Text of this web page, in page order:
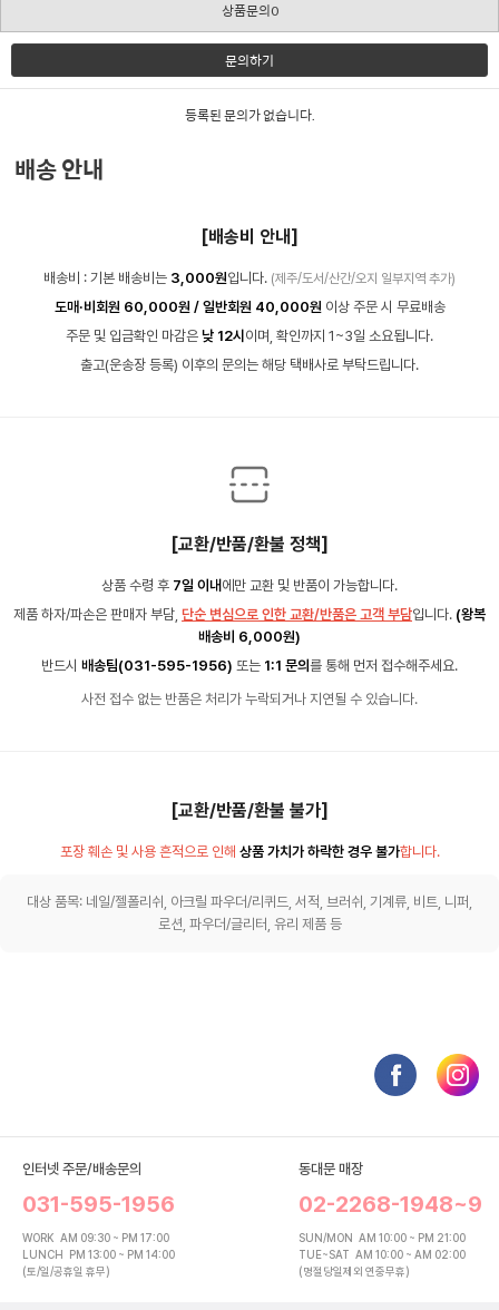
상품문의0
문의하기
등록된 문의가 없습니다.
배송 안내
[배송비 안내]
배송비 : 기본 배송비는 3,000원입니다. (제주/도서/산간/오지 일부지역 추가)
도매·비회원 60,000원 / 일반회원 40,000원 이상 주문 시 무료배송
주문 및 입금확인 마감은 낮 12시 이며, 확인까지 1~3일 소요됩니다.
출고(운송장 등록) 이후의 문의는 해당 택배사로 부탁드립니다.
[교환/반품/환불 정책]
상품 수령 후 7일 이내 에만 교환 및 반품이 가능합니다.
제품 하자/파손은 판매자 부담, 단순 변심으로 인한 교환/반품은 고객 부담입니다. (왕복
배송비 6,000원)
반드시 배송팀(031-595-1956) 또는 1:1 문의 를 통해 먼저 접수해주세요.
사전 접수 없는 반품은 처리가 누락되거나 지연될 수 있습니다.
[교환/반품/환불 불가]
포장 훼손 및 사용 흔적으로 인해 상품 가치가 하락한 경우 불가합니다.
대상 품목: 네일/젤폴리쉬, 아크릴 파우더/리퀴드, 서적, 브러쉬, 기계류, 비트, 니퍼,
로션, 파우더/글리터, 유리 제품 등
인터넷 주문/배송문의
031-595-1956
WORK AM 09:30 ~ PM 17:00
LUNCH PM 13:00 ~ PM 14:00
(토/일/공휴일 휴무)
동대문 매장
02-2268-1948~9
SUN/MON AM 10:00 ~ PM 21:00
TUE~SAT AM 10:00 ~ AM 02:00
(명절당일제외 연중무휴)